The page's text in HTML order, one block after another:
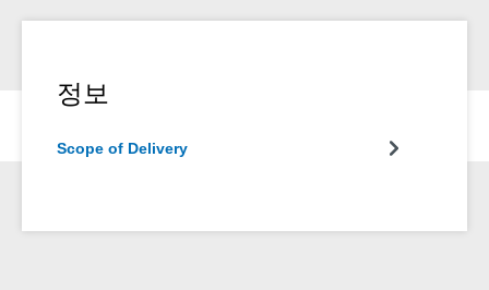
정보
Scope of Delivery